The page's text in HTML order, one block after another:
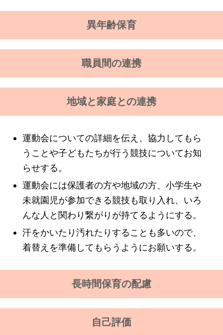
異年齢保育
職員間の連携
地域と家庭との連携
運動会についての詳細を伝え、協力してもら
うことや子どもたちが行う競技についてお知
らせする。
運動会には保護者の方や地域の方、小学生や
未就園児が参加できる競技も取り入れ、いろ
んな人と関わり繋がりが持てるようにする。
汗をかいたり汚れたりすることも多いので、
着替えを準備してもらうようにお願いする。
長時間保育の配慮
自己評価